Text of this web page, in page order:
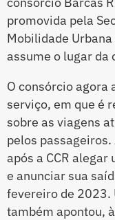
promovida pela
Mobilidade
assume o lugar da
O consórcio agora
serviço, em que é
sobre as viagens
pelos
após a CCR
e anunciar sua
fevereiro de 2023.
também apontou,